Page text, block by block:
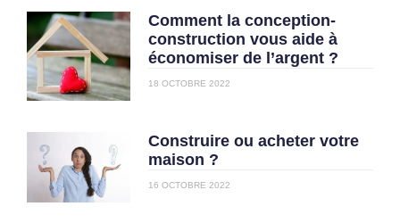
Comment la conception-
construction vous aide à
économiser de l’argent ?
18 OCTOBRE 2022
Construire ou acheter votre
maison ?
16 OCTOBRE 2022